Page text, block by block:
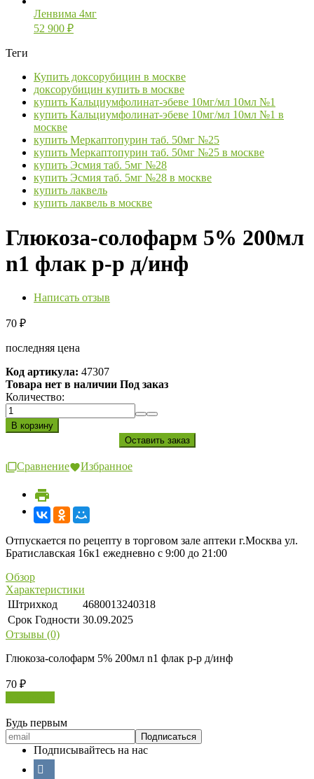
Ленвима 4мг
52 900 ₽
Теги
Купить доксорубицин в москве
доксорубицин купить в москве
купить Кальциумфолинат-эбеве 10мг/мл 10мл №1
купить Кальциумфолинат-эбеве 10мг/мл 10мл №1 в
москве
купить Меркаптопурин таб. 50мг №25
купить Меркаптопурин таб. 50мг №25 в москве
купить Эсмия таб. 5мг №28
купить Эсмия таб. 5мг №28 в москве
купить лаквель
купить лаквель в москве
Глюкоза-солофарм 5% 200мл
n1 флак р-р д/инф
Написать отзыв
70 ₽
последняя цена
Код артикула: 47307
Товара нет в наличии Под заказ
Количество:
Сравнение Избранное
Отпускается по рецепту в торговом зале аптеки г.Москва ул.
Братиславская 16к1 ежедневно с 9:00 до 21:00
Обзор
Характеристики
Штрихкод
4680013240318
Срок Годности 30.09.2025
Отзывы (0)
Глюкоза-солофарм 5% 200мл n1 флак р-р д/инф
70 ₽
Будь первым
Подписывайтесь на нас